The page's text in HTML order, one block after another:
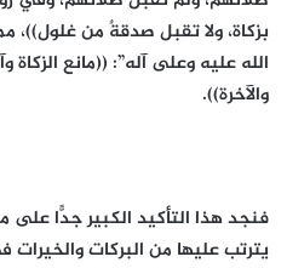
بزكاة، ولا تقبل صدقةٌ من غلول))،
الله عليه وعلى آله”: ((مانع الزكاة
والآخرة)).
فنجد هذا التأكيد الكبير جدًّا على
يترتب عليها من البركات